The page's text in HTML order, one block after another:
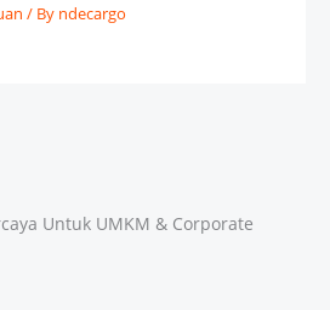
/ By ndecargo
Untuk UMKM & Corporate